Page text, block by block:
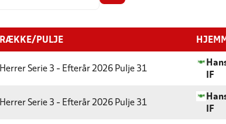
RÆKKE/PULJE
Herrer Serie 3 - Efterår 2026 Pulje 31
IF
Herrer Serie 3 - Efterår 2026 Pulje 31
IF